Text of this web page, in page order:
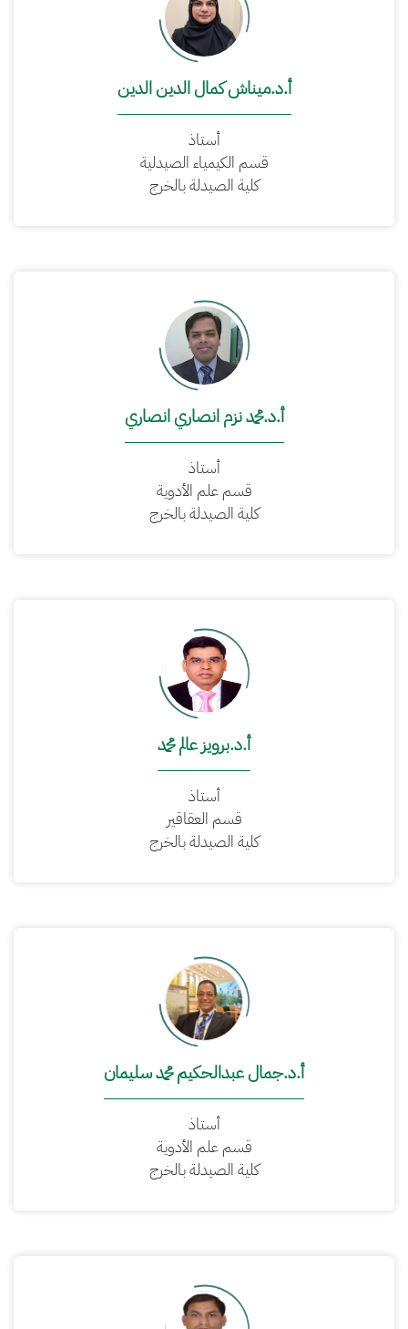
أ.د.ميناش كمال الدين الدين
أستاذ
قسم الكيمياء الصيدلية
كلية الصيدلة بالخرج
أ.د.محمد نزم انصاري انصاري
أستاذ
قسم علم الأدوية
كلية الصيدلة بالخرج
أ.د.برويز عالم محمد
أستاذ
قسم العقاقير
كلية الصيدلة بالخرج
أ.د.جمال عبدالحكيم محمد سليمان
أستاذ
قسم علم الأدوية
كلية الصيدلة بالخرج